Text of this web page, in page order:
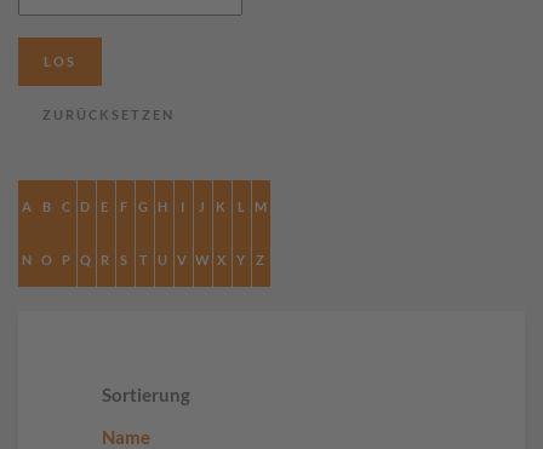
A B C D E F G H I J K L M
N O P Q R S T U V W X Y Z
Sortierung
Name